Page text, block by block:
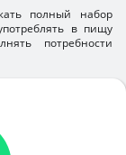
полный набор
в пищу
потребности